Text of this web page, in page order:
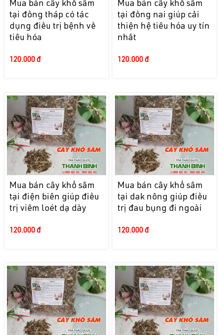
Mua bán cây khổ sâm
tại đồng tháp có tác
dụng điều trị bệnh về
tiêu hóa
120.000 đ
Mua bán cây khổ sâm
tại đồng nai giúp cải
thiện hệ tiêu hóa uy tín
nhất
120.000 đ
Mua bán cây khổ sâm
tại điện biên giúp điều
trị viêm loét dạ dày
120.000 đ
Mua bán cây khổ sâm
tại dak nông giúp điều
trị đau bụng đi ngoài
120.000 đ